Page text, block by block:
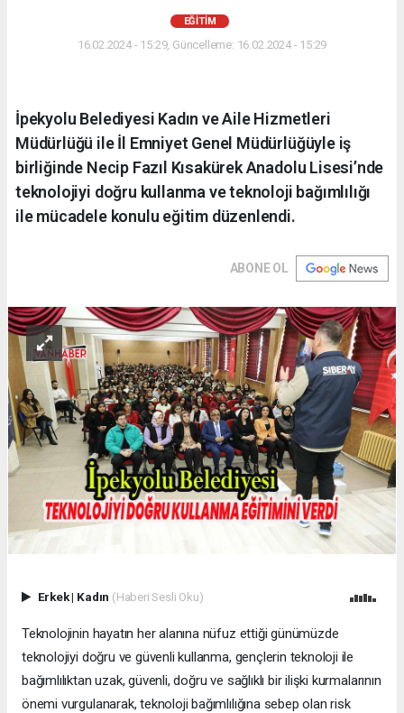
EĞITIM
16.02.2024 - 15:29, Güncelleme: 16.02.2024 - 15:29
İpekyolu Belediyesi Kadın ve Aile Hizmetleri
Müdürlüğü ile İl Emniyet Genel Müdürlüğüyle iş
birliğinde Necip Fazıl Kısakürek Anadolu Lisesi’nde
teknolojiyi doğru kullanma ve teknoloji bağımlılığı
ile mücadele konulu eğitim düzenlendi.
ABONE OL
Erkek| Kadın (Haberi Sesli Oku)
Teknolojinin hayatın her alanına nüfuz ettiği günümüzde
teknolojiyi doğru ve güvenli kullanma, gençlerin teknoloji ile
bağımlılıktan uzak, güvenli, doğru ve sağlıklı bir ilişki kurmalarının
önemi vurgulanarak, teknoloji bağımlılığına sebep olan risk